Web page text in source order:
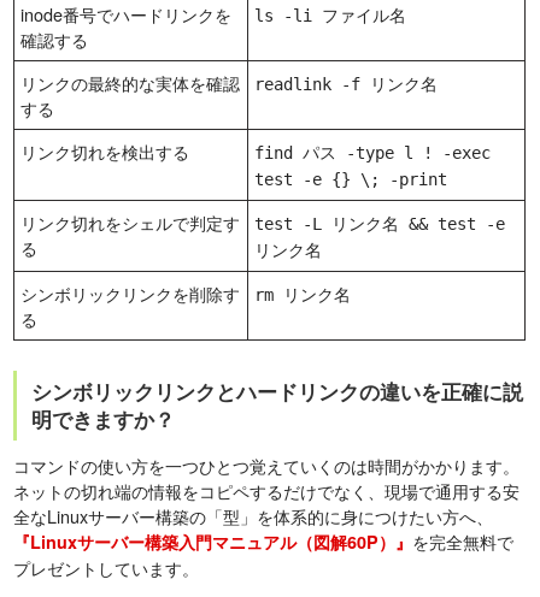
inode番号でハードリンクを
確認する
ls -li ファイル名
リンクの最終的な実体を確認
する
readlink -f リンク名
リンク切れを検出する
find パス -type l ! -exec
test -e {} \; -print
リンク切れをシェルで判定す
る
test -L リンク名 && test -e
リンク名
シンボリックリンクを削除す
る
rm リンク名
シンボリックリンクとハードリンクの違いを正確に説
明できますか？
コマンドの使い方を一つひとつ覚えていくのは時間がかかります。
ネットの切れ端の情報をコピペするだけでなく、現場で通用する安
全なLinuxサーバー構築の「型」を体系的に身につけたい方へ、
『Linuxサーバー構築入門マニュアル（図解60P）』 を完全無料で
プレゼントしています。